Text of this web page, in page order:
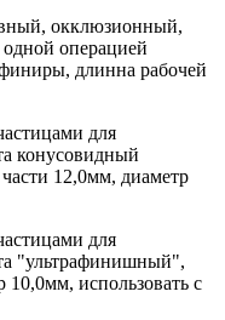
окклюзионный,
операцией
длинна рабочей
для
конусовидный
12,0мм, диаметр
для
"ультрафинишный",
10,0мм, использовать с